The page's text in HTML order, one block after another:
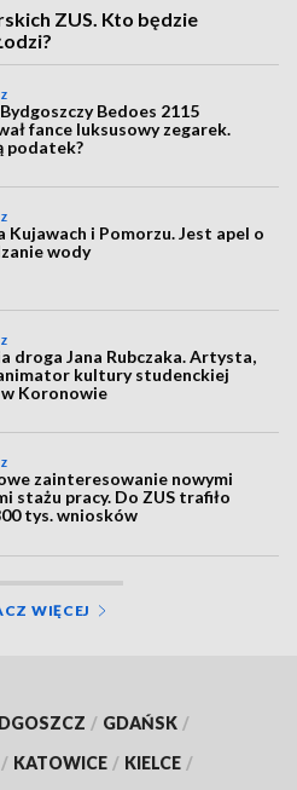
ZUS. Kto będzie
Bedoes 2115
fance luksusowy zegarek.
podatek?
Kujawach i Pomorzu. Jest apel o
wody
droga Jana Rubczaka. Artysta,
kultury studenckiej
w Koronowie
zainteresowanie nowymi
stażu pracy. Do ZUS trafiło
tys. wniosków
WIĘCEJ
/ GDAŃSK /
/ KATOWICE / KIELCE /